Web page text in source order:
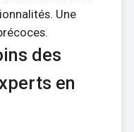
Une
des
en